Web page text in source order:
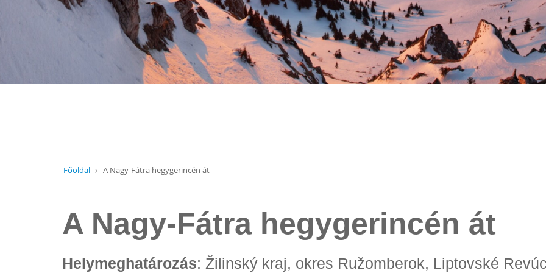
Főoldal A Nagy-Fátra hegygerincén át
A Nagy-Fátra hegygerincén át
Helymeghatározás: Žilinský kraj, okres Ružomberok, Liptovské